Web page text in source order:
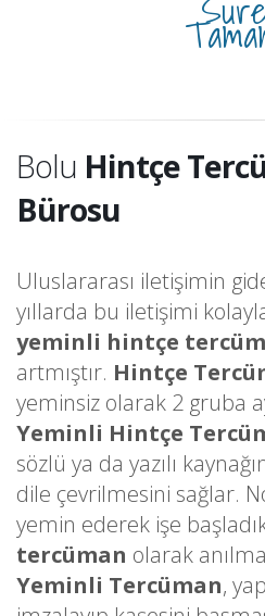
Bolu Hintçe
Bürosu
Uluslararası iletişimin
yıllarda bu iletişimi
yeminli hintçe
artmıştır. Hintçe
yeminsiz olarak 2 gruba
Yeminli Hintçe
sözlü ya da yazılı
dile çevrilmesini sağlar.
yemin ederek işe
tercüman olarak
Yeminli Tercüman,